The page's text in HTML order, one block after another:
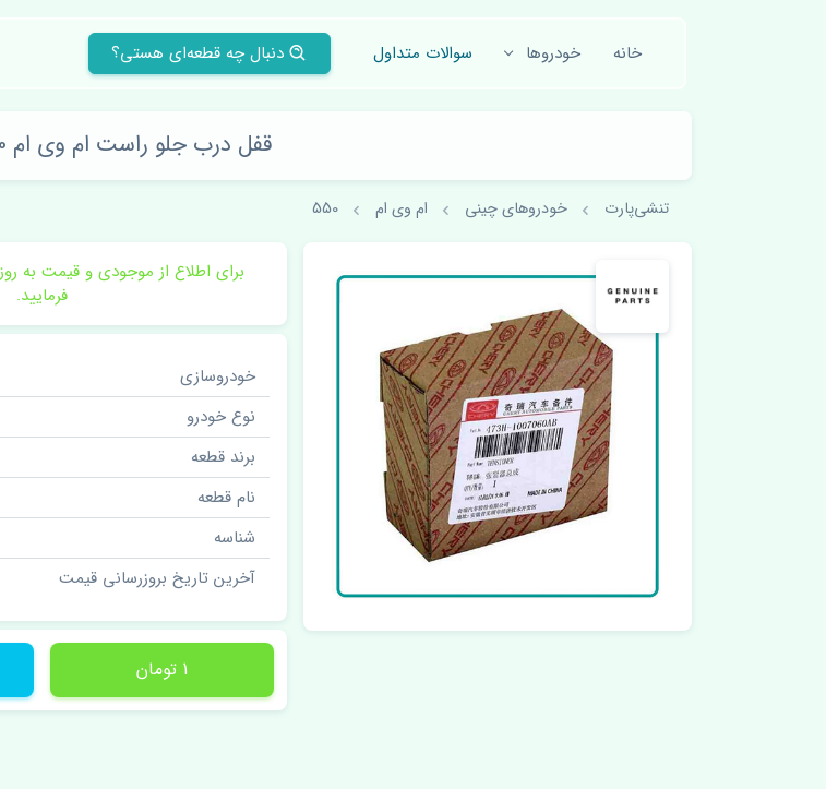
خانه خودروها سوالات متداول دنبال چه قطعه‌ای هستی؟
قفل درب جلو راست ام وی ام 550 اصلی
تنشی‌پارت خودروهای چینی ام وی ام 550
برای اطلاع از موجودی و قیمت به
فرمایید.
خودروسازی
نوع خودرو
برند قطعه
نام قطعه
شناسه
آخرین تاریخ بروزرسانی قیمت
1 تومان